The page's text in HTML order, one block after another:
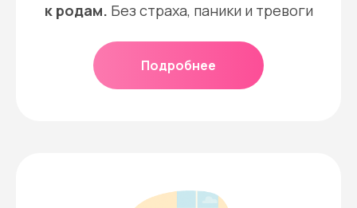
к родам. Без страха, паники и тревоги
Подробнее